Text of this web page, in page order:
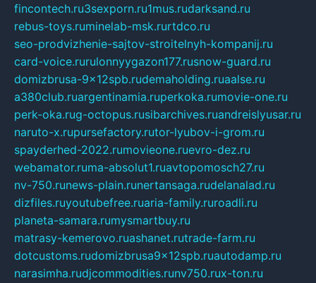
fincontech.ru3sexporn.ru1mus.rudarksand.ru
rebus-toys.ruminelab-msk.rurtdco.ru
seo-prodvizhenie-sajtov-stroitelnyh-kompanij.ru
card-voice.rurulonnyygazon177.rusnow-guard.ru
domizbrusa-9x12spb.rudemaholding.ruaalse.ru
a380club.ruargentinamia.ruperkoka.rumovie-one.ru
perk-oka.rug-octopus.rusibarchives.ruandreislyusar.ru
naruto-x.rupursefactory.rutor-lyubov-i-grom.ru
spayderhed-2022.rumovieone.ruevro-dez.ru
webamator.ruma-absolut1.ruavtopomosch27.ru
nv-750.runews-plain.runertansaga.rudelanalad.ru
dizfiles.ruyoutubefree.ruaria-family.ruroadli.ru
planeta-samara.rumysmartbuy.ru
matrasy-kemerovo.ruashanet.rutrade-farm.ru
dotcustoms.rudomizbrusa9x12spb.ruautodamp.ru
narasimha.rudjcommodities.runv750.rux-ton.ru